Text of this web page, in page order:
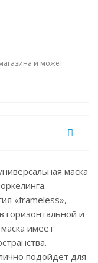
и может
маска
«frameless»,
горизонтальной и
имеет
подойдет для